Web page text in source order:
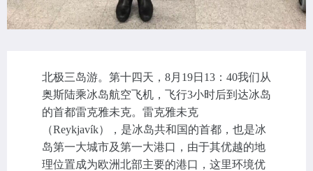
北极三岛游。第十四天，8月19日13：40我们从
奥斯陆乘冰岛航空飞机，飞行3小时后到达冰岛
的首都雷克雅未克。雷克雅未克
（Reykjavík），是冰岛共和国的首都，也是冰
岛第一大城市及第一大港口，由于其优越的地
理位置成为欧洲北部主要的港口，这里环境优